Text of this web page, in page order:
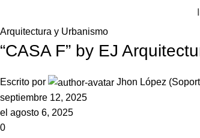
Arquitectura y Urbanismo
“CASA F” by EJ
Escrito por
Jhon López
septiembre 12, 2025
el agosto 6, 2025
0